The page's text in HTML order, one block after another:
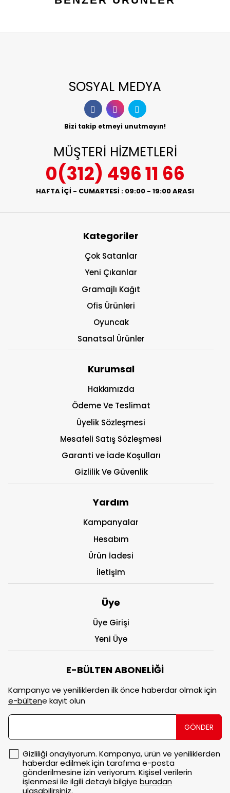
SOSYAL MEDYA
Bizi takip etmeyi unutmayın!
MÜŞTERİ HİZMETLERİ
0(312) 496 11 66
HAFTA İÇİ - CUMARTESİ : 09:00 - 19:00 ARASI
Kategoriler
Çok Satanlar
Yeni Çıkanlar
Gramajlı Kağıt
Ofis Ürünleri
Oyuncak
Sanatsal Ürünler
Kurumsal
Hakkımızda
Ödeme Ve Teslimat
Üyelik Sözleşmesi
Mesafeli Satış Sözleşmesi
Garanti ve İade Koşulları
Gizlilik Ve Güvenlik
Yardım
Kampanyalar
Hesabım
Ürün İadesi
İletişim
Üye
Üye Girişi
Yeni Üye
E-BÜLTEN ABONELİĞİ
Kampanya ve yeniliklerden ilk önce haberdar olmak için
e-bültene kayıt olun
GÖNDER
Gizliliği onaylıyorum. Kampanya, ürün ve yeniliklerden
haberdar edilmek için tarafıma e-posta
gönderilmesine izin veriyorum. Kişisel verilerin
işlenmesi ile ilgili detaylı bilgiye buradan
ulaşabilirsiniz.